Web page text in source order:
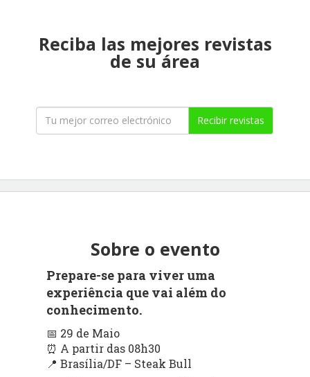
Reciba las mejores revistas
de su área
Recibir revistas
Sobre o evento
Prepare-se para viver uma
experiência que vai além do
conhecimento.
📅 29 de Maio
⏰ A partir das 08h30
📍 Brasília/DF – Steak Bull